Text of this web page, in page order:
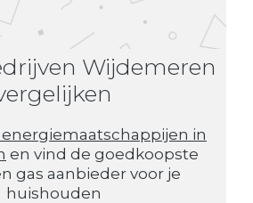
Wijdemeren
in
en vind de goedkoopste
gas aanbieder voor je
huishouden